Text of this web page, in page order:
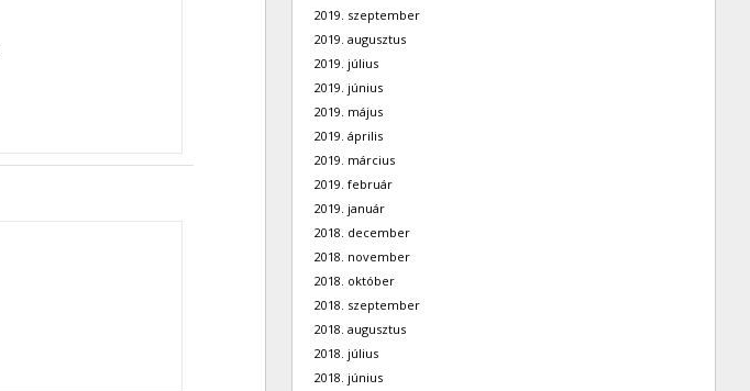
2019. szeptember
2019. augusztus
2019. július
2019. június
2019. május
2019. április
2019. március
2019. február
2019. január
2018. december
2018. november
2018. október
2018. szeptember
2018. augusztus
2018. július
2018. június